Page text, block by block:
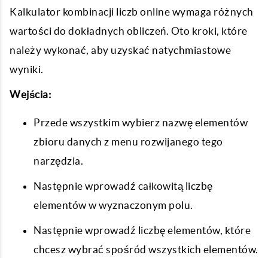
Kalkulator kombinacji liczb online wymaga różnych
wartości do dokładnych obliczeń. Oto kroki, które
należy wykonać, aby uzyskać natychmiastowe
wyniki.
Wejścia:
Przede wszystkim wybierz nazwę elementów
zbioru danych z menu rozwijanego tego
narzędzia.
Następnie wprowadź całkowitą liczbę
elementów w wyznaczonym polu.
Następnie wprowadź liczbę elementów, które
chcesz wybrać spośród wszystkich elementów.